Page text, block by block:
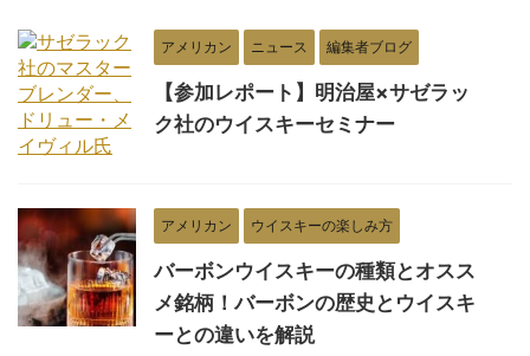
アメリカン ニュース 編集者ブログ
【参加レポート】明治屋×サゼラッ
ク社のウイスキーセミナー
アメリカン ウイスキーの楽しみ方
バーボンウイスキーの種類とオスス
メ銘柄！バーボンの歴史とウイスキ
ーとの違いを解説